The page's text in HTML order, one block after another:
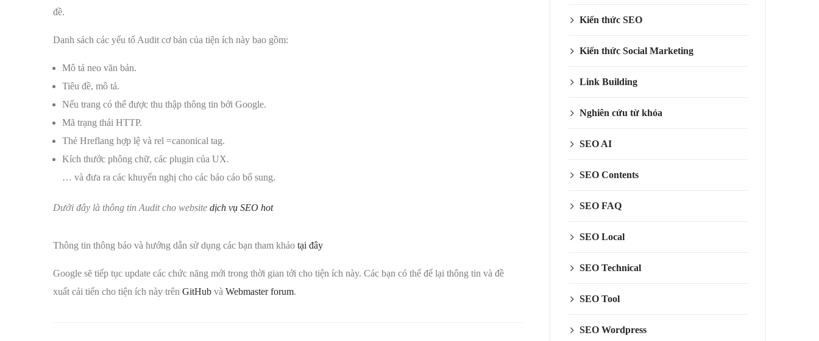
đề.
Danh sách các yếu tố Audit cơ bản của tiện ích này bao gồm:
Mô tả neo văn bản.
Tiêu đề, mô tả.
Nếu trang có thể được thu thập thông tin bởi Google.
Mã trạng thái HTTP.
Thẻ Hreflang hợp lệ và rel =canonical tag.
Kích thước phông chữ, các plugin của UX.
… và đưa ra các khuyến nghị cho các báo cáo bổ sung.
Dưới đây là thông tin Audit cho website dịch vụ SEO hot
Thông tin thông báo và hướng dẫn sử dụng các bạn tham khảo tại đây
Google sẽ tiếp tục update các chức năng mới trong thời gian tới cho tiện ích này. Các bạn có thể để lại thông tin và đề
xuất cải tiến cho tiện ích này trên GitHub và Webmaster forum.
Kiến thức SEO
Kiến thức Social Marketing
Link Building
Nghiên cứu từ khóa
SEO AI
SEO Contents
SEO FAQ
SEO Local
SEO Technical
SEO Tool
SEO Wordpress